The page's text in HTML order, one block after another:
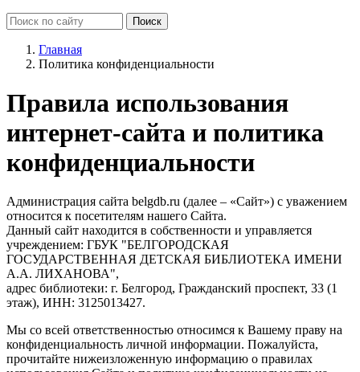
Главная
Политика конфиденциальности
Правила использования
интернет-сайта и политика
конфиденциальности
Администрация сайта belgdb.ru (далее – «Сайт») с уважением
относится к посетителям нашего Сайта.
Данный сайт находится в собственности и управляется
учреждением: ГБУК "БЕЛГОРОДСКАЯ
ГОСУДАРСТВЕННАЯ ДЕТСКАЯ БИБЛИОТЕКА ИМЕНИ
А.А. ЛИХАНОВА",
адрес библиотеки: г. Белгород, Гражданский проспект, 33 (1
этаж), ИНН: 3125013427.
Мы со всей ответственностью относимся к Вашему праву на
конфиденциальность личной информации. Пожалуйста,
прочитайте нижеизложенную информацию о правилах